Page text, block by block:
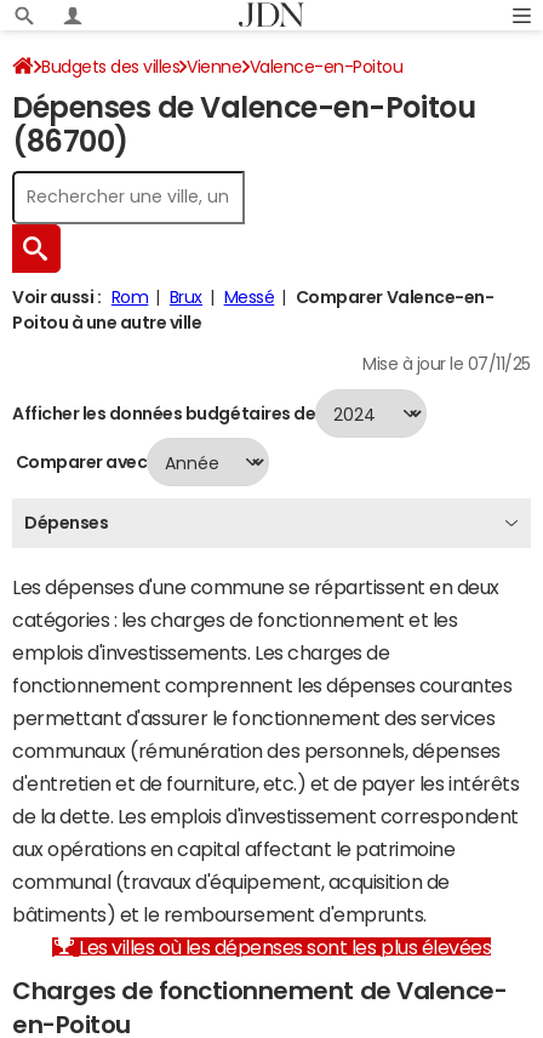
Budgets des villes Vienne Valence-en-Poitou
Dépenses 2024
Dépenses de Valence-en-Poitou
(86700)
Voir aussi : Rom Brux Messé
Comparer Valence-en-
Poitou à une autre ville
Mise à jour le 07/11/25
Afficher les données budgétaires de
Comparer avec
Dépenses
Les dépenses d'une commune se répartissent en deux
catégories : les charges de fonctionnement et les
emplois d'investissements. Les charges de
fonctionnement comprennent les dépenses courantes
permettant d'assurer le fonctionnement des services
communaux (rémunération des personnels, dépenses
d'entretien et de fourniture, etc.) et de payer les intérêts
de la dette. Les emplois d'investissement correspondent
aux opérations en capital affectant le patrimoine
communal (travaux d'équipement, acquisition de
bâtiments) et le remboursement d'emprunts.
Les villes où les dépenses sont les plus élevées
Charges de fonctionnement de Valence-
en-Poitou